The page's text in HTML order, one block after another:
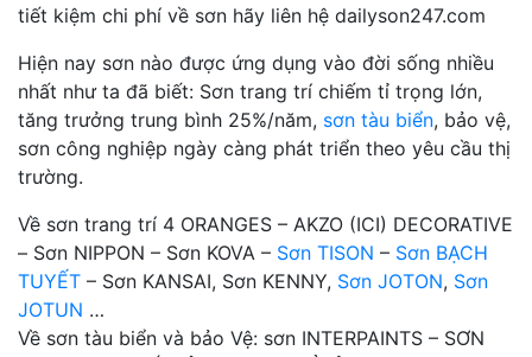
tiết kiệm chi phí về sơn hãy liên hệ dailyson247.com
Hiện nay sơn nào được ứng dụng vào đời sống nhiều
nhất như ta đã biết: Sơn trang trí chiếm tỉ trọng lớn,
tăng trưởng trung bình 25%/năm, sơn tàu biển, bảo vệ,
sơn công nghiệp ngày càng phát triển theo yêu cầu thị
trường.
Về sơn trang trí 4 ORANGES – AKZO (ICI) DECORATIVE
– Sơn NIPPON – Sơn KOVA – Sơn TISON – Sơn BẠCH
TUYẾT – Sơn KANSAI, Sơn KENNY, Sơn JOTON, Sơn
JOTUN …
Về sơn tàu biển và bảo Vệ: sơn INTERPAINTS – SƠN